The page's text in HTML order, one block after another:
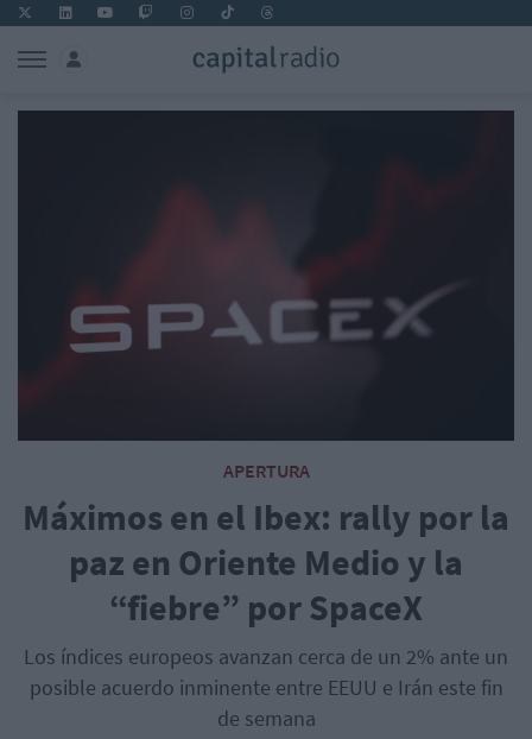
APERTURA
Máximos en el Ibex: rally por la
paz en Oriente Medio y la
“fiebre” por SpaceX
Los índices europeos avanzan cerca de un 2% ante un
posible acuerdo inminente entre EEUU e Irán este fin
de semana